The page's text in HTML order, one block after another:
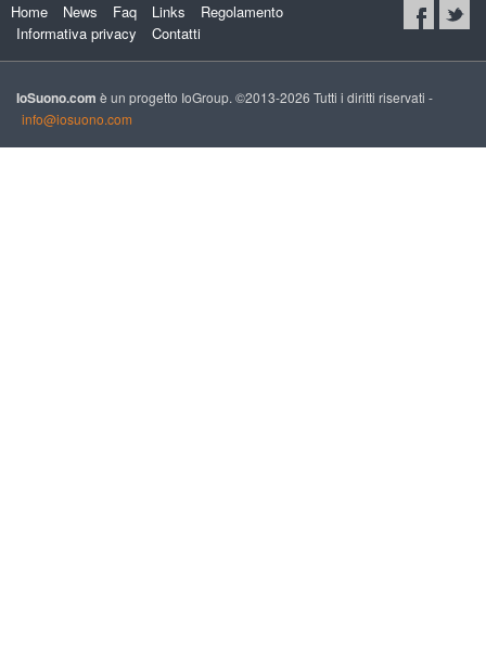
Home News Faq Links
Regolamento
Informativa privacy
Contatti
IoSuono.com è un progetto IoGroup. ©2013-2026 Tutti i diritti riservati -
info@iosuono.com